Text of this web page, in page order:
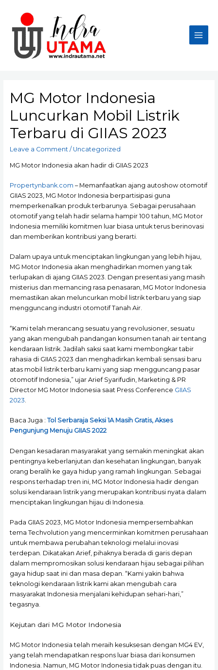
content
Main
MG Motor Indonesia
Luncurkan Mobil Listrik
Terbaru di GIIAS 2023
Leave a Comment / Uncategorized
MG Motor Indonesia akan hadir di GIIAS 2023
Propertynbank.com – Memanfaatkan ajang autoshow otomotif
GIIAS 2023, MG Motor Indonesia berpartisipasi guna
memperkenalkan produk terbarunya. Sebagai perusahaan
otomotif yang telah hadir selama hampir 100 tahun, MG Motor
Indonesia memiliki komitmen luar biasa untuk terus berinovasi
dan memberikan kontribusi yang berarti.
Dalam upaya untuk menciptakan lingkungan yang lebih hijau,
MG Motor Indonesia akan menghadirkan momen yang tak
terlupakan di ajang GIIAS 2023. Dengan presentasi yang masih
misterius dan memancing rasa penasaran, MG Motor Indonesia
memastikan akan meluncurkan mobil listrik terbaru yang siap
mengguncang industri otomotif Tanah Air.
“Kami telah merancang sesuatu yang revolusioner, sesuatu
yang akan mengubah pandangan konsumen tanah air tentang
kendaraan listrik. Jadilah saksi saat kami membongkar tabir
rahasia di GIIAS 2023 dan menghadirkan kembali sensasi baru
atas mobil listrik terbaru kami yang siap mengguncang pasar
otomotif Indonesia,” ujar Arief Syarifudin, Marketing & PR
Director MG Motor Indonesia saat Press Conference GIIAS
2023
Baca Juga : Tol Serbaraja Seksi 1A Masih Gratis, Akses
Pengunjung Menuju GIIAS 2022
Dengan kesadaran masyarakat yang semakin meningkat akan
pentingnya keberlanjutan dan kesehatan lingkungan, banyak
orang beralih ke gaya hidup yang ramah lingkungan. Sebagai
respons terhadap tren ini, MG Motor Indonesia hadir dengan
solusi kendaraan listrik yang merupakan kontribusi nyata dalam
menciptakan lingkungan hijau di Indonesia.
Pada GIIAS 2023, MG Motor Indonesia mempersembahkan
tema Techvolution yang mencerminkan komitmen perusahaan
untuk membawa perubahan teknologi melalui inovasi
terdepan. Dikatakan Arief, pihaknya berada di garis depan
dalam mempromosikan solusi kendaraan hijau sebagai pilihan
gaya hidup saat ini dan masa depan. “Kami yakin bahwa
teknologi kendaraan listrik kami akan mengubah cara
masyarakat Indonesia menjalani kehidupan sehari-hari,”
tegasnya.
Kejutan dari MG Motor Indonesia
MG Motor Indonesia telah meraih kesuksesan dengan MG4 EV,
yang telah mendapatkan respons luar biasa dari konsumen
Indonesia. Namun, MG Motor Indonesia tidak puas dengan itu.